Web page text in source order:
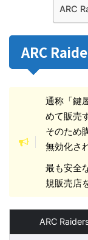
ARC
ARC
通称「鍵
めて販売
そのため
無効化さ
最も安全
規販売店
ARC